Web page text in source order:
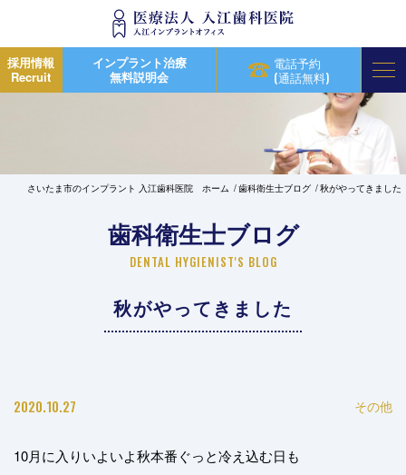
採用情報
Recruit
インプラント治療
無料説明会
電話予約
(通話無料)
さいたま市のインプラント 入江歯科医院 ホーム 歯科衛生士ブログ 秋がやってきました
歯科衛生士ブログ
DENTAL HYGIENIST'S BLOG
秋がやってきました
2020.10.27 その他
10月に入りいよいよ秋本番ぐっと冷え込む日も